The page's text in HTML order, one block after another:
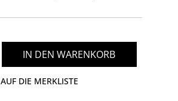
IN DEN WARENKORB
AUF DIE MERKLISTE